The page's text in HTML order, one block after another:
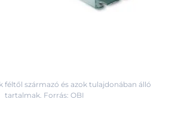
féltől származó és azok tulajdonában álló
tartalmak. Forrás: OBI